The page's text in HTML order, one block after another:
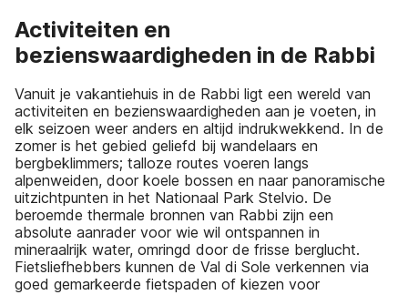
Activiteiten en
bezienswaardigheden in de Rabbi
Vanuit je vakantiehuis in de Rabbi ligt een wereld van
activiteiten en bezienswaardigheden aan je voeten, in
elk seizoen weer anders en altijd indrukwekkend. In de
zomer is het gebied geliefd bij wandelaars en
bergbeklimmers; talloze routes voeren langs
alpenweiden, door koele bossen en naar panoramische
uitzichtpunten in het Nationaal Park Stelvio. De
beroemde thermale bronnen van Rabbi zijn een
absolute aanrader voor wie wil ontspannen in
mineraalrijk water, omringd door de frisse berglucht.
Fietsliefhebbers kunnen de Val di Sole verkennen via
goed gemarkeerde fietspaden of kiezen voor